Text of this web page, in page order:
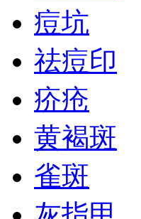
痘坑
祛痘印
疥疮
黄褐斑
雀斑